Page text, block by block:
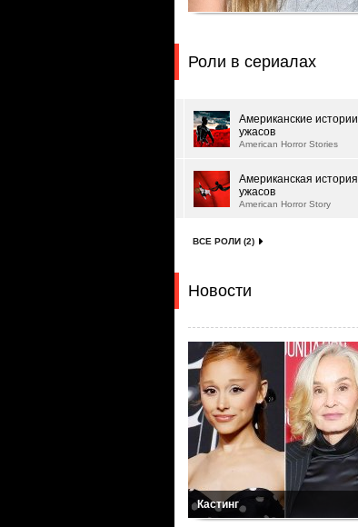
Роли в сериалах
Американские истории
ужасов
American Horror Stories
Американская история
ужасов
American Horror Story
ВСЕ РОЛИ (2)
Новости
Кастинг